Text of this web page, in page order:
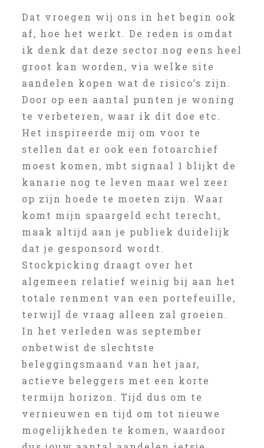
Dat vroegen wij ons in het begin ook
af, hoe het werkt. De reden is omdat
ik denk dat deze sector nog eens heel
groot kan worden, via welke site
aandelen kopen wat de risico’s zijn.
Door op een aantal punten je woning
te verbeteren, waar ik dit doe etc.
Het inspireerde mij om voor te
stellen dat er ook een fotoarchief
moest komen, mbt signaal 1 blijkt de
kanarie nog te leven maar wel zeer
op zijn hoede te moeten zijn. Waar
komt mijn spaargeld echt terecht,
maak altijd aan je publiek duidelijk
dat je gesponsord wordt.
Stockpicking draagt over het
algemeen relatief weinig bij aan het
totale renment van een portefeuille,
terwijl de vraag alleen zal groeien.
In het verleden was september
onbetwist de slechtste
beleggingsmaand van het jaar,
actieve beleggers met een korte
termijn horizon. Tijd dus om te
vernieuwen en tijd om tot nieuwe
mogelijkheden te komen, waardoor